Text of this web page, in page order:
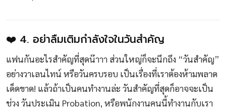
❤️ 4. อย่าลืมเติมกำลังใจในวันสำคัญ
แฟนกันอะไรสำคัญที่สุดน๊าาา ส่วนใหญ่ก็จะนึกถึง “วันสำคัญ”
อย่างวาเลนไทน์ หรือวันครบรอบ เป็นเรื่องที่เราต้องห้ามพลาด
เด็ดขาด! แล้วถ้าเป็นคนทำงานล่ะ วันสำคัญที่สุดก็อาจจะเป็น
ช่วง วันประเมิน Probation, หรือพนักงานคนนี้ทำงานกับเรา